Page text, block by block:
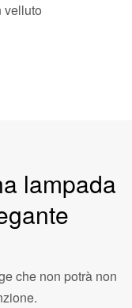
velluto
lampada
che non potrà non